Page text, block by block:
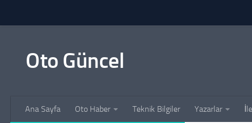
Oto Güncel
Ana Sayfa Oto Haber Teknik Bilgiler Yazarlar